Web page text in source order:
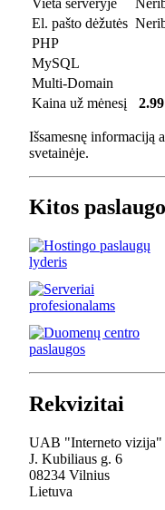
El. pašto dėžutės
PHP
MySQL
Multi-Domain
Kaina už mėnesį
Išsamesnę informaciją
svetainėje.
Kitos
Rekvizitai
UAB "Interneto vizija"
J. Kubiliaus g. 6
08234 Vilnius
Lietuva